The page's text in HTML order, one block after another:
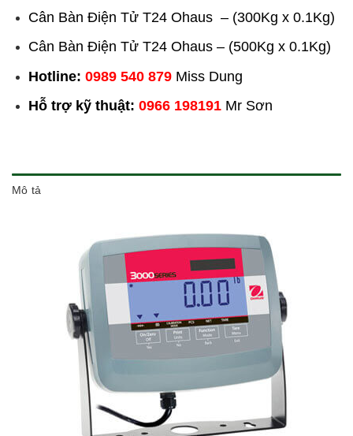
Cân Bàn Điện Tử T24 Ohaus – (300Kg x 0.1Kg)
Cân Bàn Điện Tử T24 Ohaus – (500Kg x 0.1Kg)
Hotline: 0989 540 879Miss Dung
Hỗ trợ kỹ thuật: 0966 198191Mr Sơn
Mô tả